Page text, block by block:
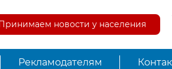
новости у населения
Рекламодателям